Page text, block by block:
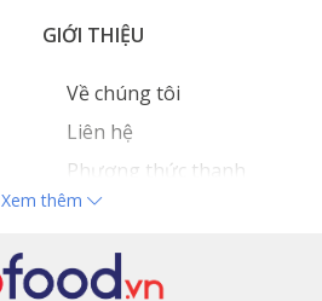
GIỚI THIỆU
Về chúng tôi
Liên hệ
Phương thức thanh
toán
Tuyển dụng
Xem thêm